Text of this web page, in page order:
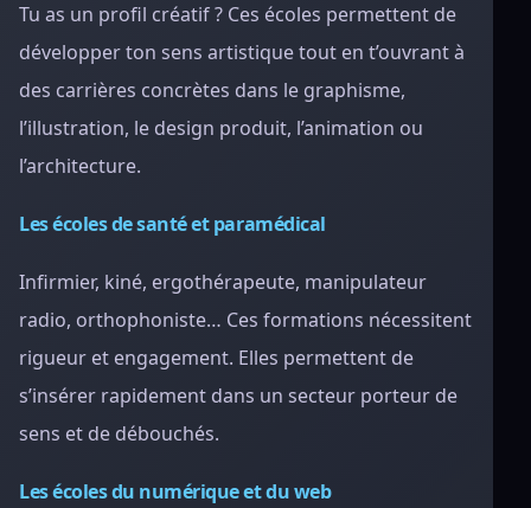
Tu as un profil créatif ? Ces écoles permettent de
développer ton sens artistique tout en t’ouvrant à
des carrières concrètes dans le graphisme,
l’illustration, le design produit, l’animation ou
l’architecture.
Les écoles de santé et paramédical
Infirmier, kiné, ergothérapeute, manipulateur
radio, orthophoniste… Ces formations nécessitent
rigueur et engagement. Elles permettent de
s’insérer rapidement dans un secteur porteur de
sens et de débouchés.
Les écoles du numérique et du web